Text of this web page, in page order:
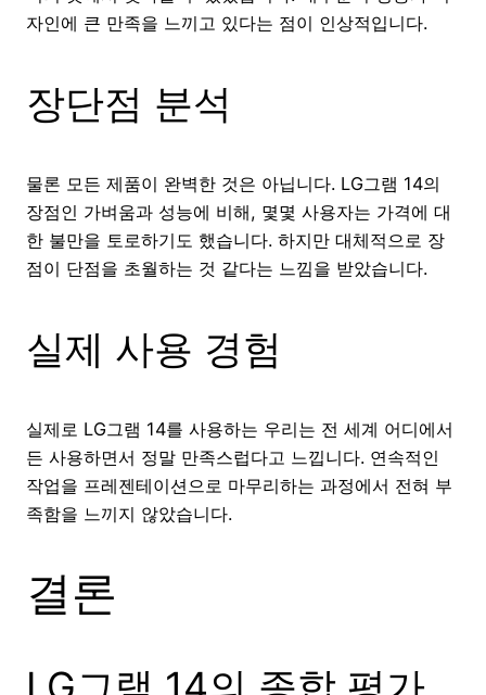
자인에 큰 만족을 느끼고 있다는 점이 인상적입니다.
장단점 분석
물론 모든 제품이 완벽한 것은 아닙니다. LG그램 14의
장점인 가벼움과 성능에 비해, 몇몇 사용자는 가격에 대
한 불만을 토로하기도 했습니다. 하지만 대체적으로 장
점이 단점을 초월하는 것 같다는 느낌을 받았습니다.
실제 사용 경험
실제로 LG그램 14를 사용하는 우리는 전 세계 어디에서
든 사용하면서 정말 만족스럽다고 느낍니다. 연속적인
작업을 프레젠테이션으로 마무리하는 과정에서 전혀 부
족함을 느끼지 않았습니다.
결론